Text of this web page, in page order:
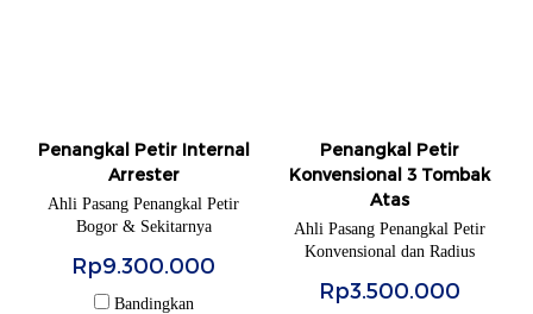
Penangkal Petir Internal
Arrester
Ahli Pasang Penangkal Petir
Bogor & Sekitarnya
Rp9.300.000
Bandingkan
Penangkal Petir
Konvensional 3 Tombak
Atas
Ahli Pasang Penangkal Petir
Konvensional dan Radius
Rp3.500.000